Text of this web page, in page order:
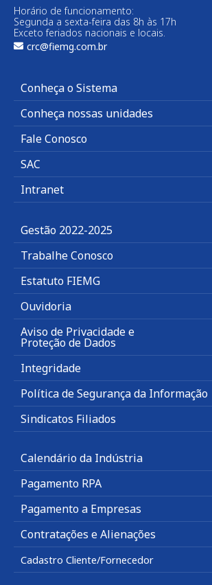
Horário de funcionamento:
Segunda a sexta-feira das 8h às 17h
Exceto feriados nacionais e locais.
crc@fiemg.com.br
Conheça o Sistema
Conheça nossas unidades
Fale Conosco
SAC
Intranet
Gestão 2022-2025
Trabalhe Conosco
Estatuto FIEMG
Ouvidoria
Aviso de Privacidade e
Proteção de Dados
Integridade
Política de Segurança da Informação
Sindicatos Filiados
Calendário da Indústria
Pagamento RPA
Pagamento a Empresas
Contratações e Alienações
Cadastro Cliente/Fornecedor